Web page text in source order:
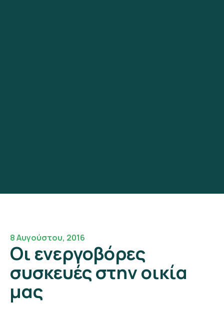
8 Αυγούστου, 2016
Οι ενεργοβόρες
συσκευές στην οικία
μας